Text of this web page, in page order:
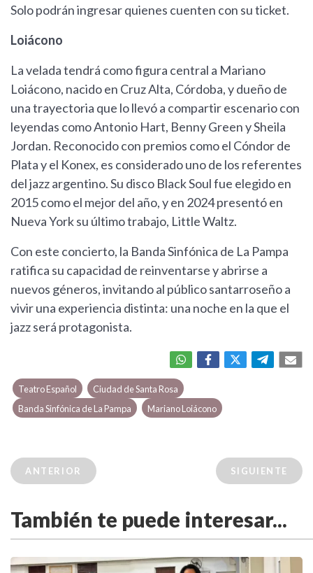
Solo podrán ingresar quienes cuenten con su ticket.
Loiácono
La velada tendrá como figura central a Mariano
Loiácono, nacido en Cruz Alta, Córdoba, y dueño de
una trayectoria que lo llevó a compartir escenario con
leyendas como Antonio Hart, Benny Green y Sheila
Jordan. Reconocido con premios como el Cóndor de
Plata y el Konex, es considerado uno de los referentes
del jazz argentino. Su disco Black Soul fue elegido en
2015 como el mejor del año, y en 2024 presentó en
Nueva York su último trabajo, Little Waltz.
Con este concierto, la Banda Sinfónica de La Pampa
ratifica su capacidad de reinventarse y abrirse a
nuevos géneros, invitando al público santarroseño a
vivir una experiencia distinta: una noche en la que el
jazz será protagonista.
Teatro Español
Ciudad de Santa Rosa
Banda Sinfónica de La Pampa
Mariano Loiácono
ANTERIOR SIGUIENTE
También te puede interesar...